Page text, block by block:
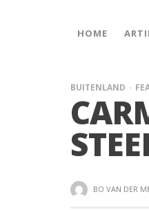
HOME
BUITENLAND
BO VAN DER